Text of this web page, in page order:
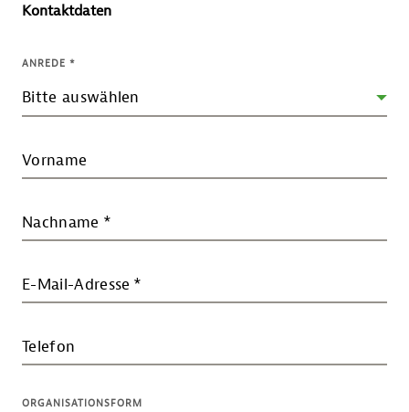
Kontaktdaten
ANREDE *
Vorname
Nachname *
E-Mail-Adresse *
Telefon
ORGANISATIONSFORM